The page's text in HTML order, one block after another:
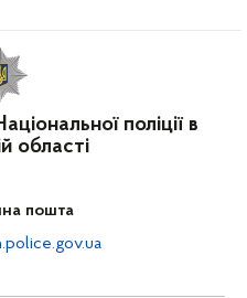
поліції в
області
пошта